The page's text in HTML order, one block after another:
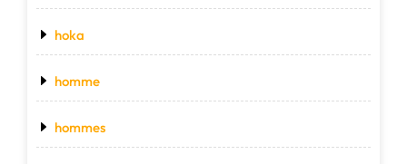
hoka
homme
hommes